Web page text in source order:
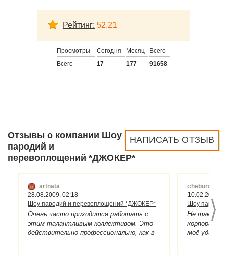
Рейтинг: 52.21
Просмотры Сегодня Месяц
Всего
Всего
17 177 91658
НАПИСАТЬ ОТЗЫВ
Отзывы о компании Шоу
пародий и
перевоплощений *ДЖОКЕР*
>
artnata
28.08.2009, 02:18
Шоу пародий и перевоплощений *ДЖОКЕР*
Очень часто приходится работать с
этим талантливым коллективом. Это
действительно профессионально, как в
cheburan
10.02.2009,
Шоу
Не так
моё